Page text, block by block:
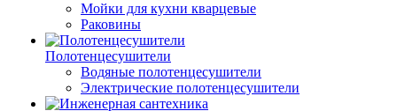
Мойки для кухни кварцевые
Раковины
Полотенцесушители
Водяные полотенцесушители
Электрические полотенцесушители